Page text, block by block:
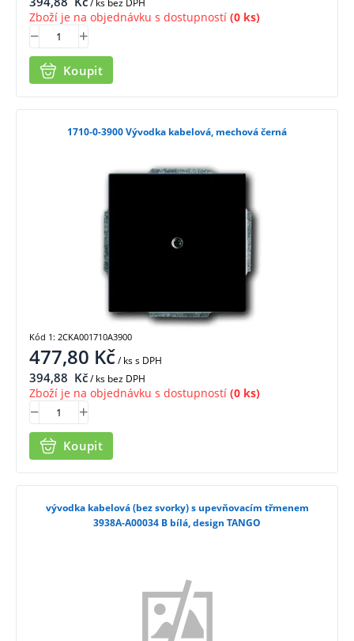
/ ks bez DPH
Zboží je na objednávku s dostupností (0 ks)
Koupit
1710-0-3900 Vývodka kabelová, mechová černá
477,80 Kč/ kss DPH
394,88 Kč/ ks bez DPH
Zboží je na objednávku s dostupností (0 ks)
Koupit
Kód 1: 2CKA001710A3900
vývodka kabelová (bez svorky) s upevňovacím třmenem
3938A-A00034 B bílá, design TANGO